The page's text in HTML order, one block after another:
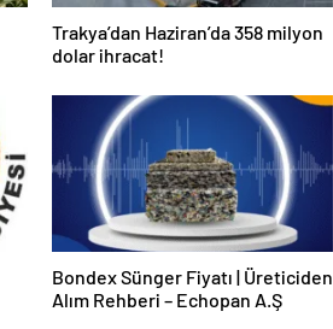
Trakya’dan Haziran’da 358 milyon
dolar ihracat!
Bondex Sünger Fiyatı | Üreticiden
Alım Rehberi – Echopan A.Ş